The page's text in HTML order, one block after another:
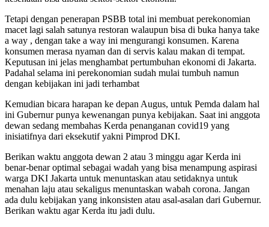
Tetapi dengan penerapan PSBB total ini membuat perekonomian
macet lagi salah satunya restoran walaupun bisa di buka hanya take
a way , dengan take a way ini mengurangi konsumen. Karena
konsumen merasa nyaman dan di servis kalau makan di tempat.
Keputusan ini jelas menghambat pertumbuhan ekonomi di Jakarta.
Padahal selama ini perekonomian sudah mulai tumbuh namun
dengan kebijakan ini jadi terhambat
Kemudian bicara harapan ke depan Augus, untuk Pemda dalam hal
ini Gubernur punya kewenangan punya kebijakan. Saat ini anggota
dewan sedang membahas Kerda penanganan covid19 yang
inisiatifnya dari eksekutif yakni Pimprod DKI.
Berikan waktu anggota dewan 2 atau 3 minggu agar Kerda ini
benar-benar optimal sebagai wadah yang bisa menampung aspirasi
warga DKI Jakarta untuk menuntaskan atau setidaknya untuk
menahan laju atau sekaligus menuntaskan wabah corona. Jangan
ada dulu kebijakan yang inkonsisten atau asal-asalan dari Gubernur.
Berikan waktu agar Kerda itu jadi dulu.